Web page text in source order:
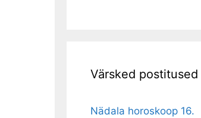
Värsked postitused
Nädala horoskoop 16.